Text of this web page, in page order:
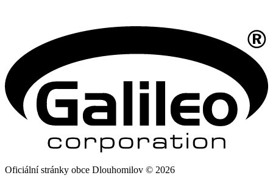
Oficiální stránky obce Dlouhomilov © 2026